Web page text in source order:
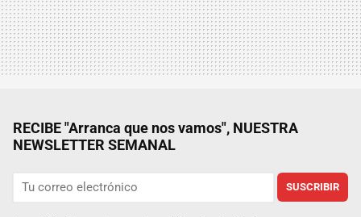
RECIBE "Arranca que nos vamos", NUESTRA
NEWSLETTER SEMANAL
SUSCRIBIR